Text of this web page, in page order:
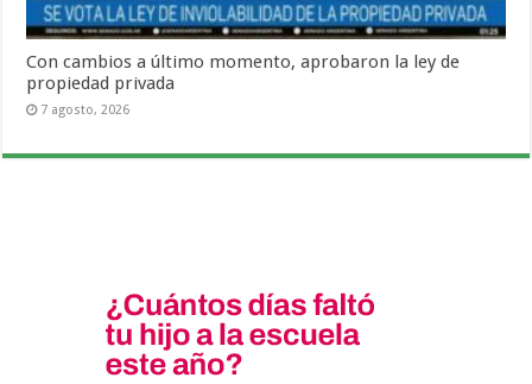
Con cambios a último momento, aprobaron la ley de
propiedad privada
7 agosto, 2026